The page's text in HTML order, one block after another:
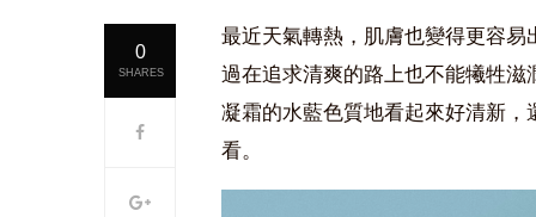
0
SHARES
最近天氣轉熱，肌膚也變得更容
過在追求清爽的路上也不能犧牲
凝霜的水藍色質地看起來好清新
看。